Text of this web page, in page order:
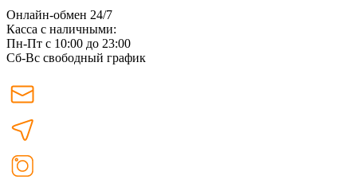
Онлайн-обмен 24/7
Касса с наличными:
Пн-Пт с 10:00 до 23:00
Сб-Вс свободный график